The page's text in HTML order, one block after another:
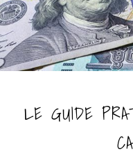
LE GUIDE